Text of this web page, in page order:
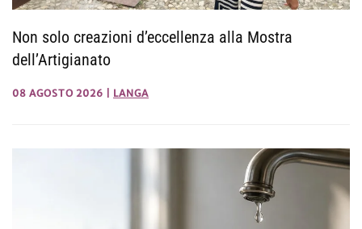
Non solo creazioni d’eccellenza alla Mostra
dell’Artigianato
08 AGOSTO 2026 LANGA